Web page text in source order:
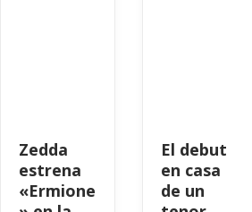
Zedda
estrena
«Ermione
El debut
en casa
de un